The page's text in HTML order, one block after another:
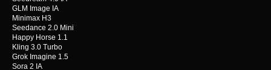
GLM Image IA
Minimax H3
Seedance 2.0 Mini
Happy Horse 1.1
Kling 3.0 Turbo
Grok Imagine 1.5
Sora 2 IA